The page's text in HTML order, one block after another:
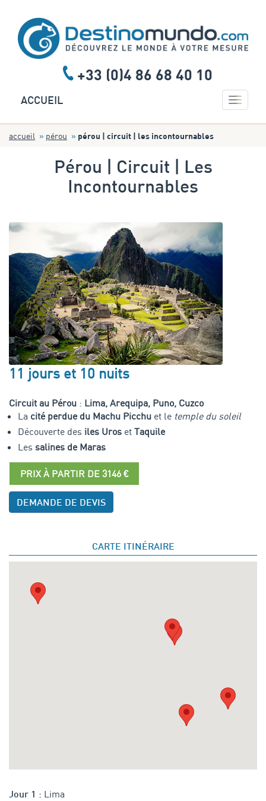
+33 (0)4 86 68 40 10
Toggle
ACCUEIL
accueil pérou pérou | circuit | les incontournables
Pérou | Circuit | Les
Incontournables
11 jours et 10 nuits
Circuit au Pérou : Lima, Arequipa, Puno, Cuzco
La cité perdue du Machu Picchu et le temple du soleil
Découverte des iles Uros et Taquile
Les salines de Maras
PRIX À PARTIR DE 3146 €
DEMANDE DE DEVIS
CARTE ITINÉRAIRE
Jour 1 : Lima